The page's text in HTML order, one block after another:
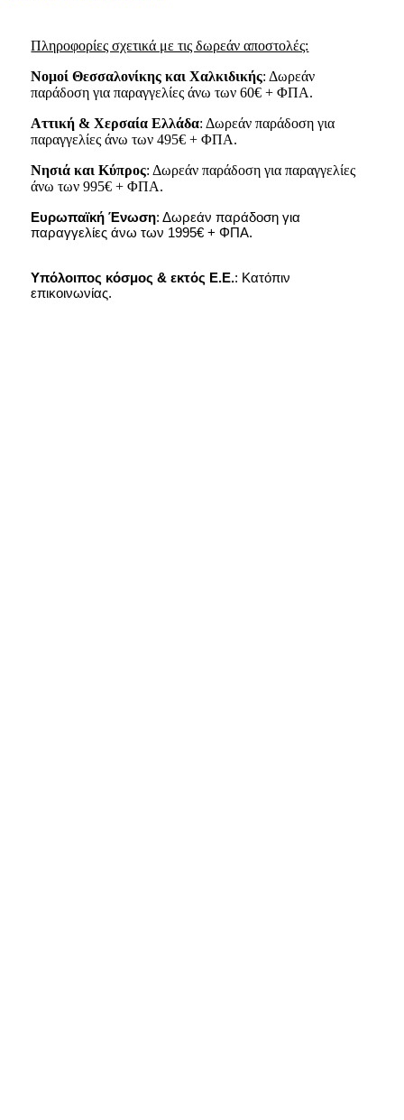
Πληροφορίες σχετικά με τις δωρεάν αποστολές:
Νομοί Θεσσαλονίκης και Χαλκιδικής: Δωρεάν
παράδοση για παραγγελίες άνω των 60€ + ΦΠΑ.
Αττική & Χερσαία Ελλάδα: Δωρεάν παράδοση για
παραγγελίες άνω των 495€ + ΦΠΑ.
Νησιά και Κύπρος: Δωρεάν παράδοση για παραγγελίες
άνω των 995€ + ΦΠΑ.
Ευρωπαϊκή Ένωση: Δωρεάν παράδοση για
παραγγελίες άνω των 1995€ + ΦΠΑ.
Υπόλοιπος κόσμος & εκτός Ε.Ε.: Κατόπιν
επικοινωνίας.